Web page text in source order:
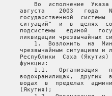
Во  исполнение
августа    2003   года
государственной  системы
ситуаций"  и  в  целях
подсистемы   единой
ликвидации чрезвычайных
1.  Возложить  на
чрезвычайным ситуациям и
Республики  Саха
   функции:
1.1.   Организация
водохранилищах,  других
водах  в  пределах
   (Якутия);